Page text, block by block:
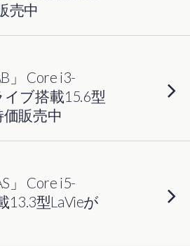
売中
」 Core i3-
ブ搭載15.6型
価販売中
」 Core i5-
13.3型LaVieが